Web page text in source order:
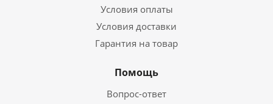
Условия оплаты
Условия доставки
Гарантия на товар
Помощь
Вопрос-ответ